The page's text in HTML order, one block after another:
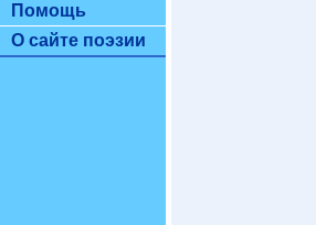
Помощь
О сайте поэзии